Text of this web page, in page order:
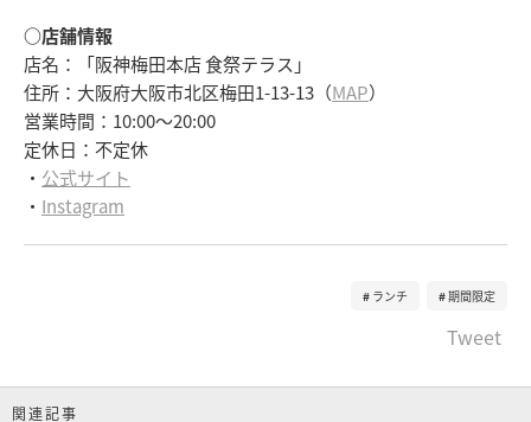
○店舗情報
店名：「阪神梅田本店 食祭テラス」
住所：大阪府大阪市北区梅田1-13-13（MAP）
営業時間：10:00～20:00
定休日：不定休
・ 公式サイト
・ Instagram
ランチ 期間限定
Tweet
関連記事